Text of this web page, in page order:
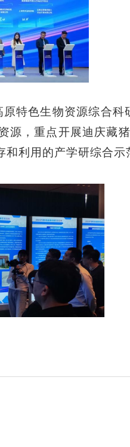
原特色生物资源综合
源，重点开展迪庆藏
利用的产学研综合示